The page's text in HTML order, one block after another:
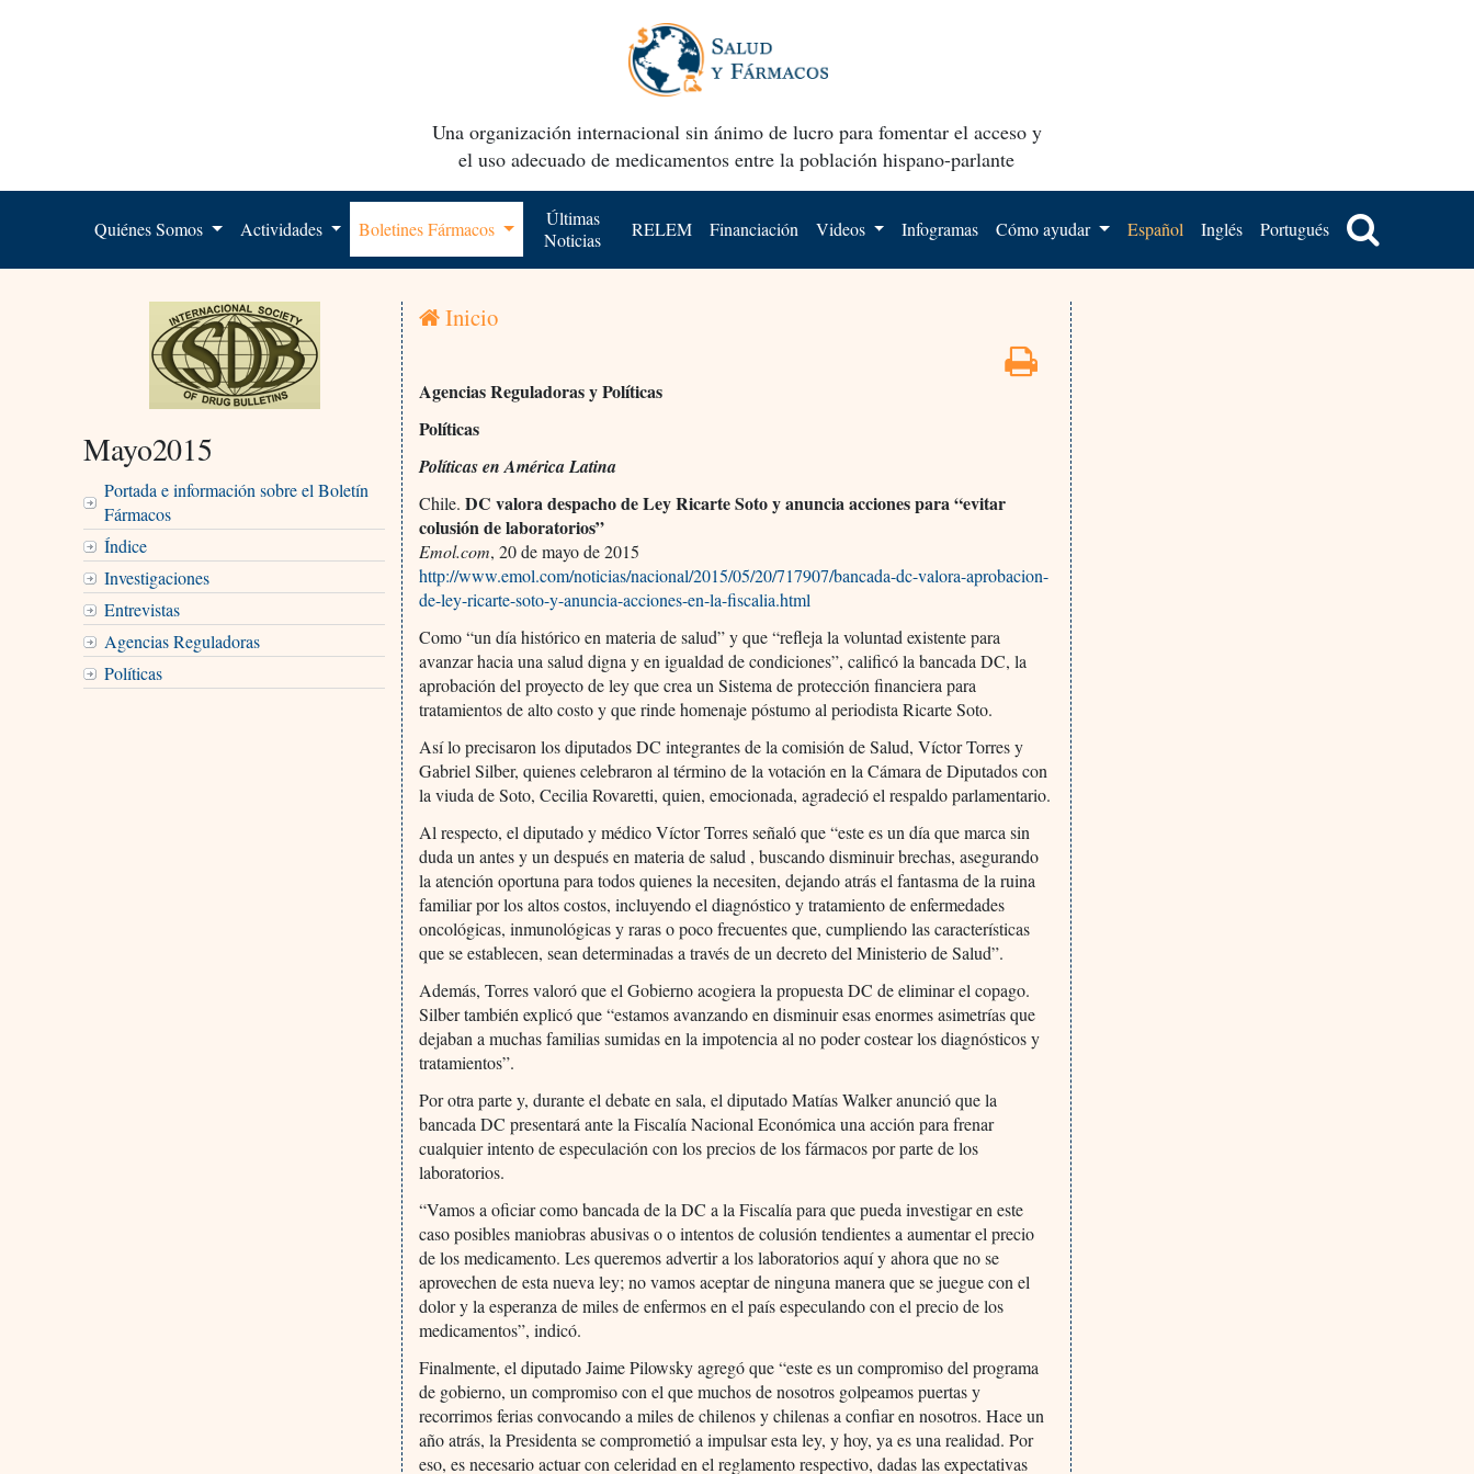
Una organización internacional sin ánimo de lucro para fomentar el acceso y
el uso adecuado de medicamentos entre la población hispano-parlante
Quiénes Somos Actividades Boletines Fármacos
Últimas
Noticias
RELEM Financiación Videos Infogramas Cómo ayudar Español Inglés Portugués
Mayo2015
Portada e información sobre el Boletín
Fármacos
Índice
Investigaciones
Entrevistas
Agencias Reguladoras
Políticas
Inicio
Agencias Reguladoras y Políticas
Políticas
Políticas en América Latina
Chile.DC valora despacho de Ley Ricarte Soto y anuncia acciones para “evitar
colusión de laboratorios”
Emol.com, 20 de mayo de 2015
http://www.emol.com/noticias/nacional/2015/05/20/717907/bancada-dc-valora-aprobacion-
de-ley-ricarte-soto-y-anuncia-acciones-en-la-fiscalia.html
Como “un día histórico en materia de salud” y que “refleja la voluntad existente para
avanzar hacia una salud digna y en igualdad de condiciones”, calificó la bancada DC, la
aprobación del proyecto de ley que crea un Sistema de protección financiera para
tratamientos de alto costo y que rinde homenaje póstumo al periodista Ricarte Soto.
Así lo precisaron los diputados DC integrantes de la comisión de Salud, Víctor Torres y
Gabriel Silber, quienes celebraron al término de la votación en la Cámara de Diputados con
la viuda de Soto, Cecilia Rovaretti, quien, emocionada, agradeció el respaldo parlamentario.
Al respecto, el diputado y médico Víctor Torres señaló que “este es un día que marca sin
duda un antes y un después en materia de salud , buscando disminuir brechas, asegurando
la atención oportuna para todos quienes la necesiten, dejando atrás el fantasma de la ruina
familiar por los altos costos, incluyendo el diagnóstico y tratamiento de enfermedades
oncológicas, inmunológicas y raras o poco frecuentes que, cumpliendo las características
que se establecen, sean determinadas a través de un decreto del Ministerio de Salud”.
Además, Torres valoró que el Gobierno acogiera la propuesta DC de eliminar el copago.
Silber también explicó que “estamos avanzando en disminuir esas enormes asimetrías que
dejaban a muchas familias sumidas en la impotencia al no poder costear los diagnósticos y
tratamientos”.
Por otra parte y, durante el debate en sala, el diputado Matías Walker anunció que la
bancada DC presentará ante la Fiscalía Nacional Económica una acción para frenar
cualquier intento de especulación con los precios de los fármacos por parte de los
laboratorios.
“Vamos a oficiar como bancada de la DC a la Fiscalía para que pueda investigar en este
caso posibles maniobras abusivas o o intentos de colusión tendientes a aumentar el precio
de los medicamento. Les queremos advertir a los laboratorios aquí y ahora que no se
aprovechen de esta nueva ley; no vamos aceptar de ninguna manera que se juegue con el
dolor y la esperanza de miles de enfermos en el país especulando con el precio de los
medicamentos”, indicó.
Finalmente, el diputado Jaime Pilowsky agregó que “este es un compromiso del programa
de gobierno, un compromiso con el que muchos de nosotros golpeamos puertas y
recorrimos ferias convocando a miles de chilenos y chilenas a confiar en nosotros. Hace un
año atrás, la Presidenta se comprometió a impulsar esta ley, y hoy, ya es una realidad. Por
eso, es necesario actuar con celeridad en el reglamento respectivo, dadas las expectativas